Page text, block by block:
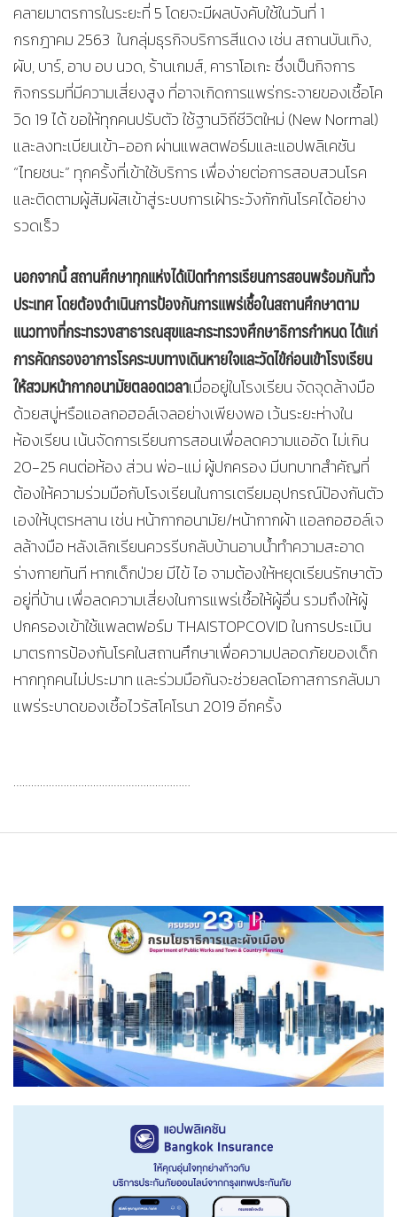
คลายมาตรการในระยะที่ 5 โดยจะมีผลบังคับใช้ในวันที่ 1
กรกฎาคม 2563 ในกลุ่มธุรกิจบริการสีแดง เช่น สถานบันเทิง,
ผับ, บาร์, อาบ อบ นวด, ร้านเกมส์, คาราโอเกะ ซึ่งเป็นกิจการ
กิจกรรมที่มีความเสี่ยงสูง ที่อาจเกิดการแพร่กระจายของเชื้อโค
วิด 19 ได้ ขอให้ทุกคนปรับตัว ใช้ฐานวิถีชีวิตใหม่ (New Normal)
และลงทะเบียนเข้า-ออก ผ่านแพลตฟอร์มและแอปพลิเคชัน
“ไทยชนะ” ทุกครั้งที่เข้าใช้บริการ เพื่อง่ายต่อการสอบสวนโรค
และติดตามผู้สัมผัสเข้าสู่ระบบการเฝ้าระวังกักกันโรคได้อย่าง
รวดเร็ว
นอกจากนี้ สถานศึกษาทุกแห่งได้เปิดทำการเรียนการสอนพร้อมกันทั่ว
ประเทศ โดยต้องดำเนินการป้องกันการแพร่เชื้อในสถานศึกษาตาม
แนวทางที่กระทรวงสาธารณสุขและกระทรวงศึกษาธิการกำหนด ได้แก่
การคัดกรองอาการโรคระบบทางเดินหายใจและวัดไข้ก่อนเข้าโรงเรียน
ให้สวมหน้ากากอนามัยตลอดเวลาเมื่ออยู่ในโรงเรียน จัดจุดล้างมือ
ด้วยสบู่หรือแอลกอฮอล์เจลอย่างเพียงพอ เว้นระยะห่างใน
ห้องเรียน เน้นจัดการเรียนการสอนเพื่อลดความแออัด ไม่เกิน
20-25 คนต่อห้อง ส่วน พ่อ-แม่ ผู้ปกครอง มีบทบาทสำคัญที่
ต้องให้ความร่วมมือกับโรงเรียนในการเตรียมอุปกรณ์ป้องกันตัว
เองให้บุตรหลาน เช่น หน้ากากอนามัย/หน้ากากผ้า แอลกอฮอล์เจ
ลล้างมือ หลังเลิกเรียนควรรีบกลับบ้านอาบน้ำทำความสะอาด
ร่างกายทันที หากเด็กป่วย มีไข้ ไอ จามต้องให้หยุดเรียนรักษาตัว
อยู่ที่บ้าน เพื่อลดความเสี่ยงในการแพร่เชื้อให้ผู้อื่น รวมถึงให้ผู้
ปกครองเข้าใช้แพลตฟอร์ม THAISTOPCOVID ในการประเมิน
มาตรการป้องกันโรคในสถานศึกษาเพื่อความปลอดภัยของเด็ก
หากทุกคนไม่ประมาท และร่วมมือกันจะช่วยลดโอกาสการกลับมา
แพร่ระบาดของเชื้อไวรัสโคโรนา 2019 อีกครั้ง
……………………………………………………